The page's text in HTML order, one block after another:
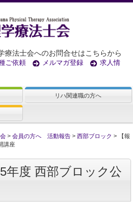
療法士会へのお問合せはこちらから
ご依頼 メルマガ登録
求人情
リハ関連職の方へ
>会員の方へ 活動報告 >西部ブロック >
【報
講座
5年度 西部ブロック公